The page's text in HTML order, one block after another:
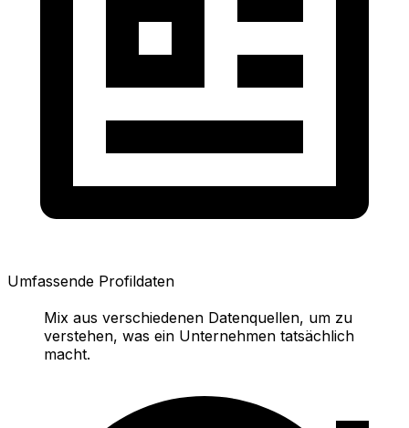
Umfassende Profildaten
Mix aus verschiedenen Datenquellen, um zu
verstehen, was ein Unternehmen tatsächlich
macht.